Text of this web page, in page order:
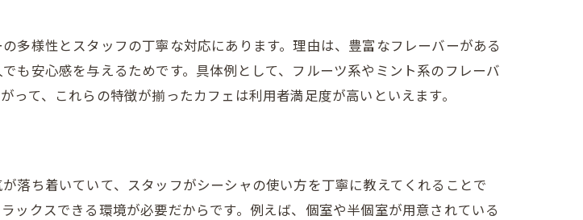
うシーシャ体験のコツ
クスできるカフェの特徴
囲気が心を癒す理由
シャカフェの静かな魅力
良いドリンクの楽しみ方
シーシャカフェ選びの秘訣
フェとは何か解説
多様性とスタッフの丁寧な対応にあります。理由は、豊富なフレーバーがある
も安心感を与えるためです。具体例として、フルーツ系やミント系のフレーバ
て、これらの特徴が揃ったカフェは利用者満足度が高いといえます。
落ち着いていて、スタッフがシーシャの使い方を丁寧に教えてくれることで
ックスできる環境が必要だからです。例えば、個室や半個室が用意されている